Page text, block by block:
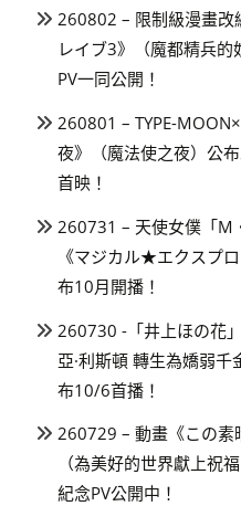
260802 – 限制級漫畫改
レイブ3》（魔都精兵
PV一同公開！
260801 – TYPE-
夜》（魔法使之夜）公
首映！
260731 – 天使女僕「M
《マジカル★エクスプ
布10月開播！
260730 -「井上ほの花
亞·利斯頓 轉生為嬌弱
布10/6首播！
260729 – 動畫《この素
（為美好的世界獻上祝
紀念PV公開中！